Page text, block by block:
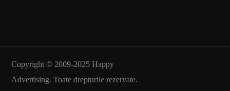
Copyright © 2009-2025 Happy
Advertising. Toate drepturile rezervate.